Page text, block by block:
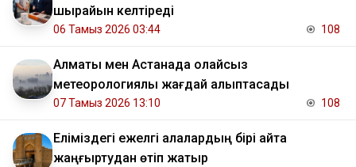
шырайын келтіреді
06 Тамыз 2026 03:44 108
Алматы мен Астанада қолайсыз
метеорологиялық жағдай қалыптасады
07 Тамыз 2026 13:10 108
Еліміздегі ежелгі қалалардың бірі қайта
жаңғыртудан өтіп жатыр